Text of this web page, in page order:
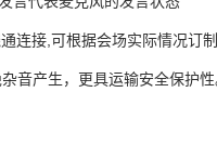
连接,可根据会场实际情况订制
音产生，更具运输安全保护性